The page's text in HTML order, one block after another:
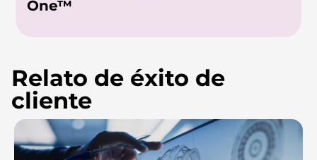
One™
Relato de éxito de
cliente